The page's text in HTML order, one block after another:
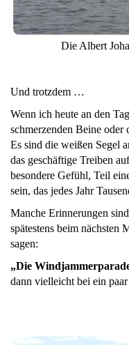
Die Albert
Und trotzdem …
Wenn ich heute an den
schmerzenden Beine oder
Es sind die weißen Segel
das geschäftige Treiben
besondere Gefühl, Teil
sein, das jedes Jahr
Manche Erinnerungen
spätestens beim
sagen:
„Die
dann vielleicht bei ein